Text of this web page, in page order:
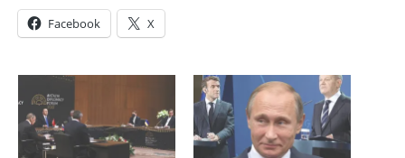
Facebook X